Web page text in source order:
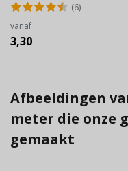
(6)
vanaf
3,30
Afbeeldingen
meter die onze
gemaakt